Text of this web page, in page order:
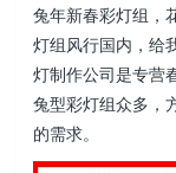
兔年新春彩灯组，
灯组风行国内，给
灯制作公司是专营
兔型彩灯组众多，
的需求。